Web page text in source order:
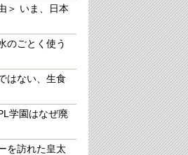
＞ いま、日本
のごとく使う
はない、生食
学園はなぜ廃
を訪れた皇太